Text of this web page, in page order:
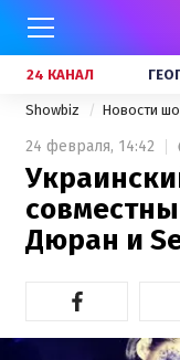
24 КАНАЛ
Showbiz Новости
24 февраля, 14:42
Дюран и